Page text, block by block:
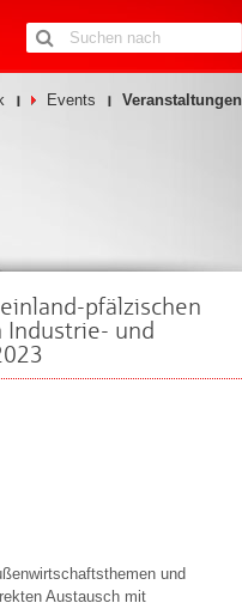
Events Veranstaltungen
pfälzischen
Industrie- und
und
Austausch mit